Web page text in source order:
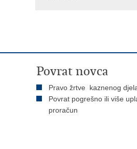
Povrat novca
Pravo žrtve kaznenog
Povrat pogrešno ili više
proračun